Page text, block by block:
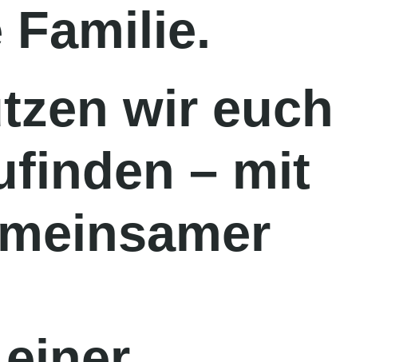
wir euch
– mit